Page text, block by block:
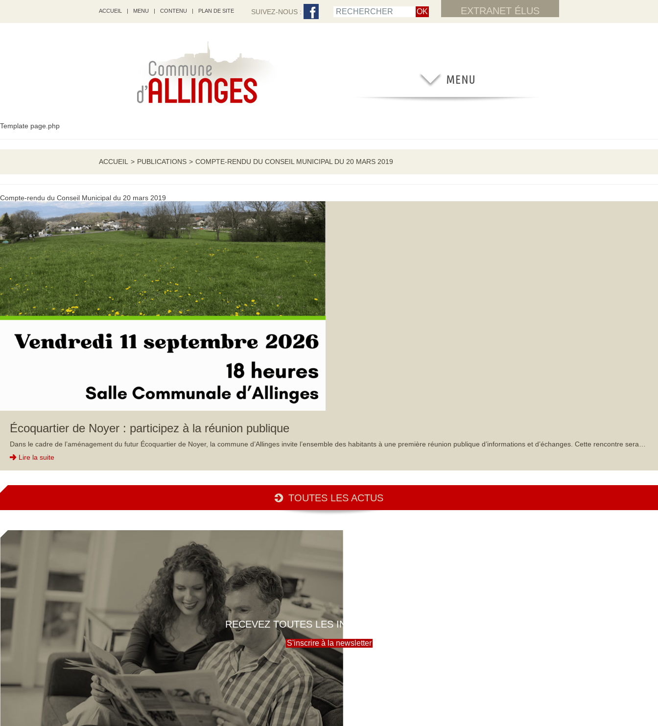
ACCUEIL | MENU | CONTENU | PLAN DE SITE EXTRANET ÉLUS
SUIVEZ-NOUS :
Template page.php
ACCUEIL > PUBLICATIONS > COMPTE-RENDU DU CONSEIL MUNICIPAL DU 20 MARS 2019
Compte-rendu du Conseil Municipal du 20 mars 2019
Écoquartier de Noyer : participez à la réunion publique
Dans le cadre de l’aménagement du futur Écoquartier de Noyer, la commune d’Allinges invite l’ensemble des habitants à une première réunion publique d’informations et d’échanges. Cette rencontre sera…
Lire la suite
TOUTES LES ACTUS
RECEVEZ TOUTES LES INFOS DE LA MAIRIE
S'inscrire à la newsletter